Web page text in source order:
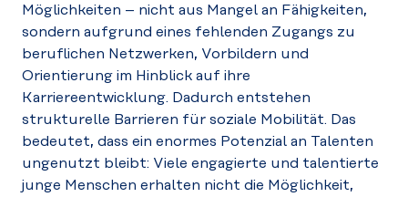
Möglichkeiten – nicht aus Mangel an Fähigkeiten,
sondern aufgrund eines fehlenden Zugangs zu
beruflichen Netzwerken, Vorbildern und
Orientierung im Hinblick auf ihre
Karriereentwicklung. Dadurch entstehen
strukturelle Barrieren für soziale Mobilität. Das
bedeutet, dass ein enormes Potenzial an Talenten
ungenutzt bleibt: Viele engagierte und talentierte
junge Menschen erhalten nicht die Möglichkeit,